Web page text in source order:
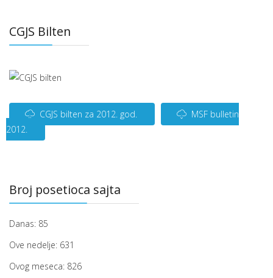
CGJS Bilten
CGJS bilten za 2012. god.
MSF bulletin
2012.
Broj posetioca sajta
Danas: 85
Ove nedelje: 631
Ovog meseca: 826